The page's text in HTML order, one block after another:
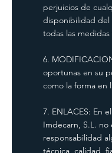
perjuicios de
disponibilidad del
todas las
6.
oportunas en su
como la forma en
7. ENLACES: En
Imdecarn, S.L.
responsabilidad
técnica, calidad,